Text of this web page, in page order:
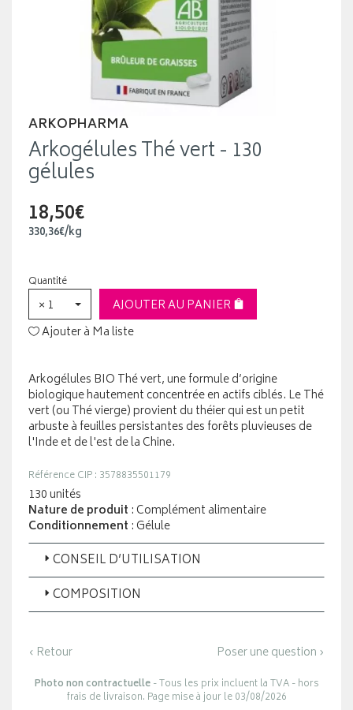
ARKOPHARMA
Arkogélules Thé vert - 130
gélules
18,50€
330,36€/kg
Quantité
× 1
AJOUTER AU PANIER
Ajouter à Ma liste
Arkogélules BIO Thé vert, une formule d’origine
biologique hautement concentrée en actifs ciblés. Le Thé
vert (ou Thé vierge) provient du théier qui est un petit
arbuste à feuilles persistantes des forêts pluvieuses de
l'Inde et de l'est de la Chine.
Référence CIP : 3578835501179
130 unités
Nature de produit : Complément alimentaire
Conditionnement : Gélule
CONSEIL D’UTILISATION
COMPOSITION
‹ Retour Poser une question ›
Photo non contractuelle- Tous les prix incluent la TVA - hors
frais de livraison. Page mise à jour le 03/08/2026